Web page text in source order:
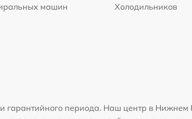
машин
Холодильников
гарантийного периода. Наш центр в Нижнем